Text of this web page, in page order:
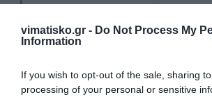
vimatisko.gr - Do Not Process My
Information
If you wish to opt-out of the sale, sharing
processing of your personal or sensitive